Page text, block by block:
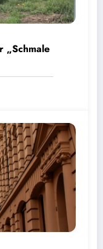
„Schmale